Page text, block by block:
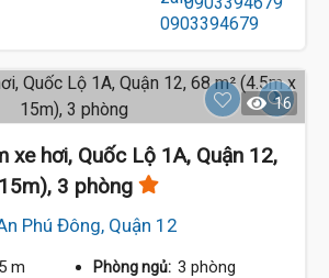
16
xe hơi, Quốc Lộ 1A, Quận 12,
3 phòng
Phú Đông, Quận 12
m Phòng ngủ: 3 phòng